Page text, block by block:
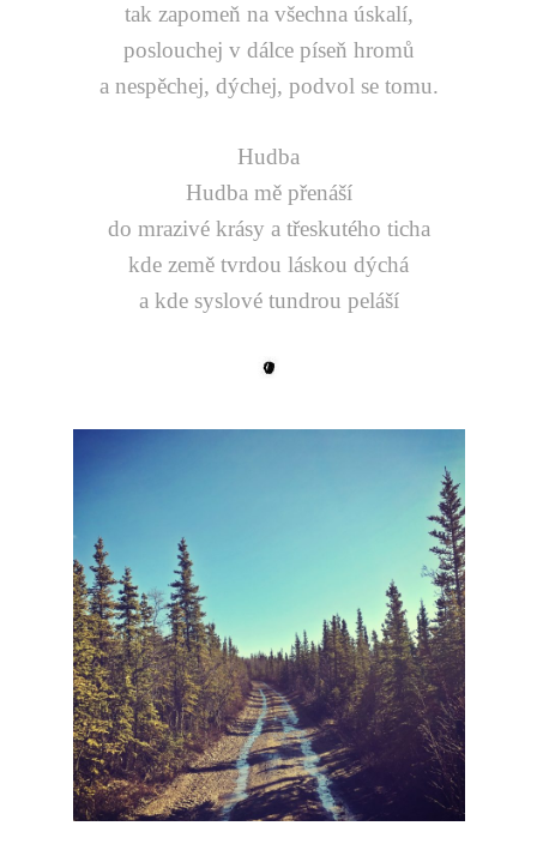
tak zapomeň na všechna úskalí,
poslouchej v dálce píseň hromů
a nespěchej, dýchej, podvol se tomu.
Hudba
Hudba mě přenáší
do mrazivé krásy a třeskutého ticha
kde země tvrdou láskou dýchá
a kde syslové tundrou peláší